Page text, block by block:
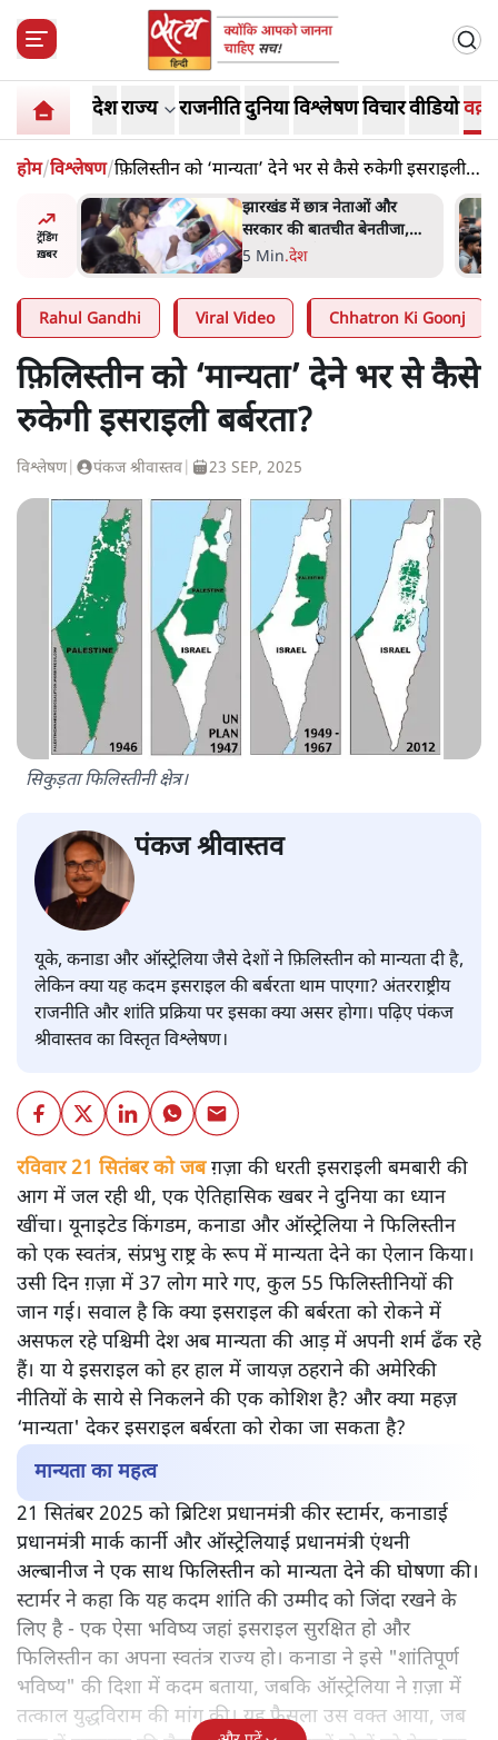
देशराज्य राजनीतिदुनियाविश्लेषणविचारवीडियो
होम/विश्लेषण/फ़िलिस्तीन को ‘मान्यता’ देने भर से कैसे रुकेगी इसराइली
बर्बरता?
ट्रेंडिंग
ख़बर
' अंडों
सेनानी
झारखंड में छात्र नेताओं और
सरकार की बातचीत बेनतीजा,
आंदोलन जारी
5 Min.देश
Rahul Gandhi Viral Video Chhatron Ki Goonj
फ़िलिस्तीन को ‘मान्यता’ देने भर से कैसे
रुकेगी इसराइली बर्बरता?
विश्लेषण| पंकज श्रीवास्तव 23 SEP, 2025
सिकुड़ता फिलिस्तीनी क्षेत्र।
पंकज श्रीवास्तव
यूके, कनाडा और ऑस्ट्रेलिया जैसे देशों ने फ़िलिस्तीन को मान्यता दी है,
लेकिन क्या यह कदम इसराइल की बर्बरता थाम पाएगा? अंतरराष्ट्रीय
राजनीति और शांति प्रक्रिया पर इसका क्या असर होगा। पढ़िए पंकज
श्रीवास्तव का विस्तृत विश्लेषण।
रविवार 21 सितंबर को जबग़ज़ा की धरती इसराइली बमबारी की
आग में जल रही थी, एक ऐतिहासिक खबर ने दुनिया का ध्यान
खींचा। यूनाइटेड किंगडम, कनाडा और ऑस्ट्रेलिया ने फिलिस्तीन
को एक स्वतंत्र, संप्रभु राष्ट्र के रूप में मान्यता देने का ऐलान किया।
उसी दिन ग़ज़ा में 37 लोग मारे गए, कुल 55 फिलिस्तीनियों की
जान गई। सवाल है कि क्या इसराइल की बर्बरता को रोकने में
असफल रहे पश्चिमी देश अब मान्यता की आड़ में अपनी शर्म ढँक रहे
हैं। या ये इसराइल को हर हाल में जायज़ ठहराने की अमेरिकी
नीतियों के साये से निकलने की एक कोशिश है? और क्या महज़
‘मान्यता' देकर इसराइल बर्बरता को रोका जा सकता है?
मान्यता का महत्व
21 सितंबर 2025 को ब्रिटिश प्रधानमंत्री कीर स्टार्मर, कनाडाई
प्रधानमंत्री मार्क कार्नी और ऑस्ट्रेलियाई प्रधानमंत्री एंथनी
अल्बानीज ने एक साथ फिलिस्तीन को मान्यता देने की घोषणा की।
स्टार्मर ने कहा कि यह कदम शांति की उम्मीद को जिंदा रखने के
लिए है - एक ऐसा भविष्य जहां इसराइल सुरक्षित हो और
फिलिस्तीन का अपना स्वतंत्र राज्य हो। कनाडा ने इसे "शांतिपूर्ण
भविष्य" की दिशा में कदम बताया, जबकि ऑस्ट्रेलिया ने ग़ज़ा में
तत्काल युद्धविराम की मांग की। यह फैसला उस वक्त आया, जब